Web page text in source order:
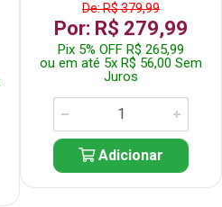
De: R$ 379,99
Por: R$ 279,99
Pix 5% OFF R$ 265,99
ou em até 5x R$ 56,00 Sem
Juros
Adicionar